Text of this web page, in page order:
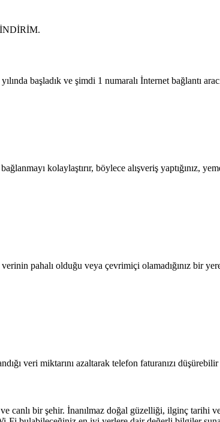
İNDİRİM.
başladık ve şimdi 1 numaralı İnternet bağlantı
kolaylaştırır, böylece alışveriş yaptığınız,
pahalı olduğu veya çevrimiçi olamadığınız bir
veri miktarını azaltarak telefon faturanızı
bir şehir. İnanılmaz doğal güzelliği, ilginç tarihi